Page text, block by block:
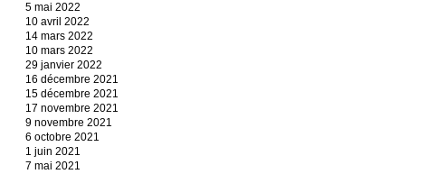
5 mai 2022
10 avril 2022
14 mars 2022
10 mars 2022
29 janvier 2022
16 décembre 2021
15 décembre 2021
17 novembre 2021
9 novembre 2021
6 octobre 2021
1 juin 2021
7 mai 2021